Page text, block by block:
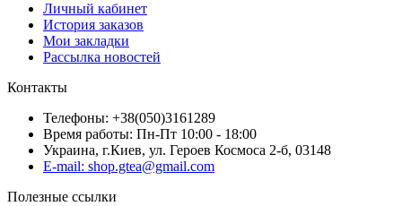
Личный кабинет
История заказов
Мои закладки
Рассылка новостей
Контакты
Телефоны: +38(050)3161289
Время работы: Пн-Пт 10:00 - 18:00
Украина, г.Киев, ул. Героев Космоса 2-б, 03148
E-mail: shop.gtea@gmail.com
Полезные ссылки